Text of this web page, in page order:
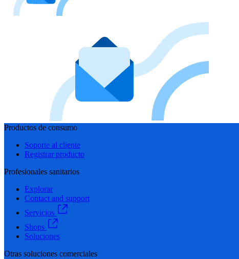
Productos de consumo
Soporte al cliente
Registrar producto
Profesionales sanitarios
Explorar
Contact and support
Servicios
Shops
Soluciones
Otras soluciones comerciales